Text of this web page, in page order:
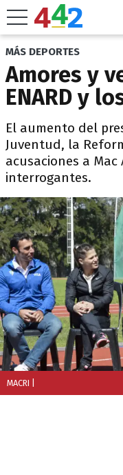
MÁS DEPORTES
Amores y
ENARD y
El aumento del
Juventud, la
acusaciones a
interrogantes.
MACRI